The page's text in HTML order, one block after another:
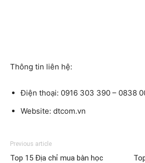
Thông tin liên hệ:
Điện thoại: 0916 303 390 – 0838
Website: dtcom.vn
Previous article
Top 15 Địa chỉ mua bàn học